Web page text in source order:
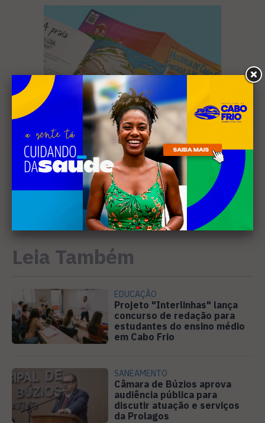
Leia Também
EDUCAÇÃO
Projeto "Interlinhas" lança
concurso de redação para
estudantes do ensino médio
em Cabo Frio
SANEAMENTO
Câmara de Búzios aprova
audiência pública para
discutir atuação e serviços
da Prolagos